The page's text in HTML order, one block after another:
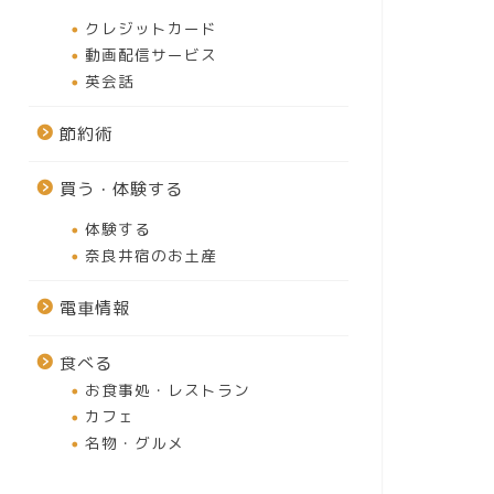
クレジットカード
動画配信サービス
英会話
節約術
買う・体験する
体験する
奈良井宿のお土産
電車情報
食べる
お食事処・レストラン
カフェ
名物・グルメ